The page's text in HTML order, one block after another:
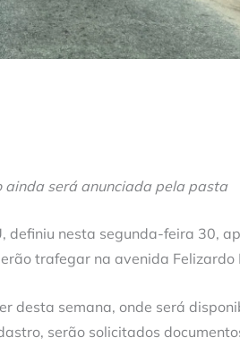
será anunciada pela pasta
definiu nesta segunda-feira 30,
trafegar na avenida Felizardo
desta semana, onde será
serão solicitados